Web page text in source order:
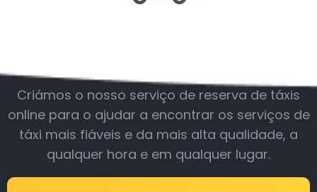
Criámos o nosso serviço de reserva de táxis
online para o ajudar a encontrar os serviços de
táxi mais fiáveis e da mais alta qualidade, a
qualquer hora e em qualquer lugar.